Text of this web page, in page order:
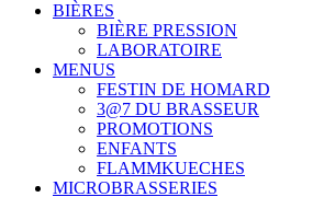
BIÈRES
BIÈRE PRESSION
LABORATOIRE
MENUS
FESTIN DE HOMARD
3@7 DU BRASSEUR
PROMOTIONS
ENFANTS
FLAMMKUECHES
MICROBRASSERIES